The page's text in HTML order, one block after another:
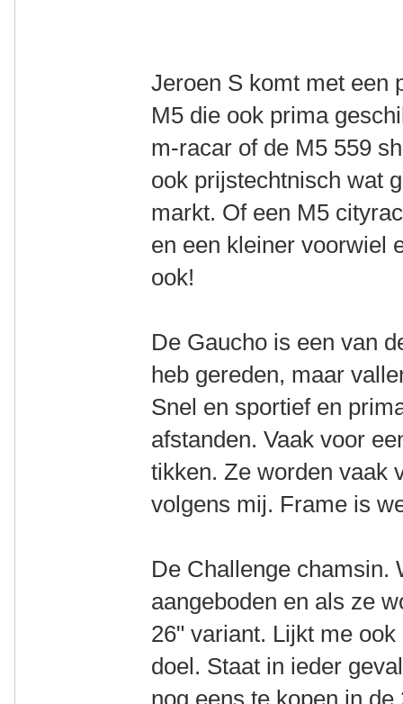
Jeroen S komt met een
M5 die ook prima
m-racar of de M5 559
ook prijstechtnisch wat
markt. Of een M5
en een kleiner voorwiel
ook!
De Gaucho is een van
heb gereden, maar
Snel en sportief en
afstanden. Vaak voor
tikken. Ze worden vaak
volgens mij. Frame is
De Challenge chamsin.
aangeboden en als ze
26" variant. Lijkt me
doel. Staat in ieder
nog eens te kopen in de